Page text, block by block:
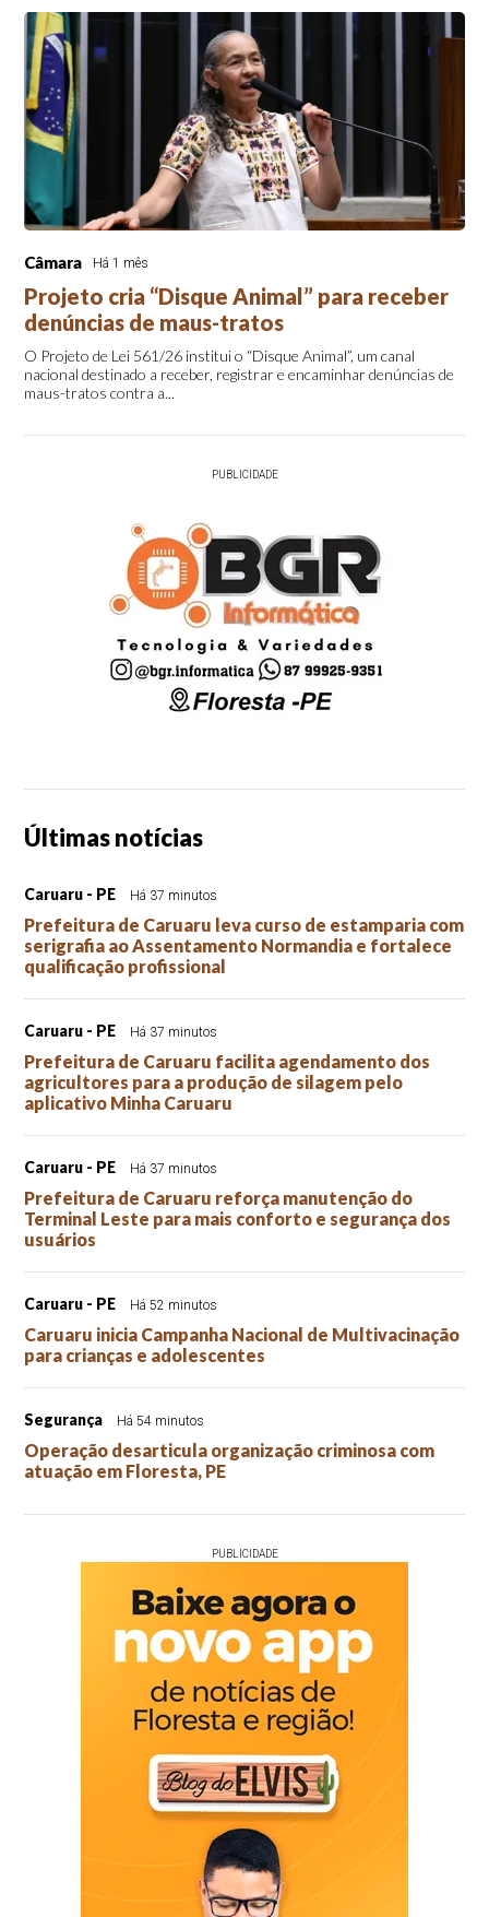
Câmara Há 1 mês
Projeto cria “Disque Animal” para receber
denúncias de maus-tratos
O Projeto de Lei 561/26 institui o “Disque Animal”, um canal
nacional destinado a receber, registrar e encaminhar denúncias de
maus-tratos contra a...
PUBLICIDADE
Últimas notícias
Caruaru - PE Há 37 minutos
Prefeitura de Caruaru leva curso de estamparia com
serigrafia ao Assentamento Normandia e fortalece
qualificação profissional
Caruaru - PE Há 37 minutos
Prefeitura de Caruaru facilita agendamento dos
agricultores para a produção de silagem pelo
aplicativo Minha Caruaru
Caruaru - PE Há 37 minutos
Prefeitura de Caruaru reforça manutenção do
Terminal Leste para mais conforto e segurança dos
usuários
Caruaru - PE Há 52 minutos
Caruaru inicia Campanha Nacional de Multivacinação
para crianças e adolescentes
Segurança Há 54 minutos
Operação desarticula organização criminosa com
atuação em Floresta, PE
PUBLICIDADE